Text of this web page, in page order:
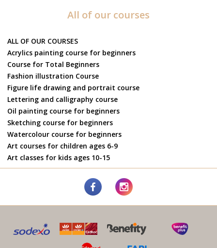
All of our courses
ALL OF OUR COURSES
Acrylics painting course for beginners
Course for Total Beginners
Fashion illustration Course
Figure life drawing and portrait course
Lettering and calligraphy course
Oil painting course for beginners
Sketching course for beginners
Watercolour course for beginners
Art courses for children ages 6-9
Art classes for kids ages 10-15